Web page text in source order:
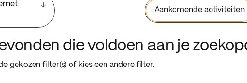
Aankomende activiteiten
die voldoen aan je
gekozen filter(s) of kies een andere filter.